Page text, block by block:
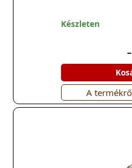
Készleten
-
A